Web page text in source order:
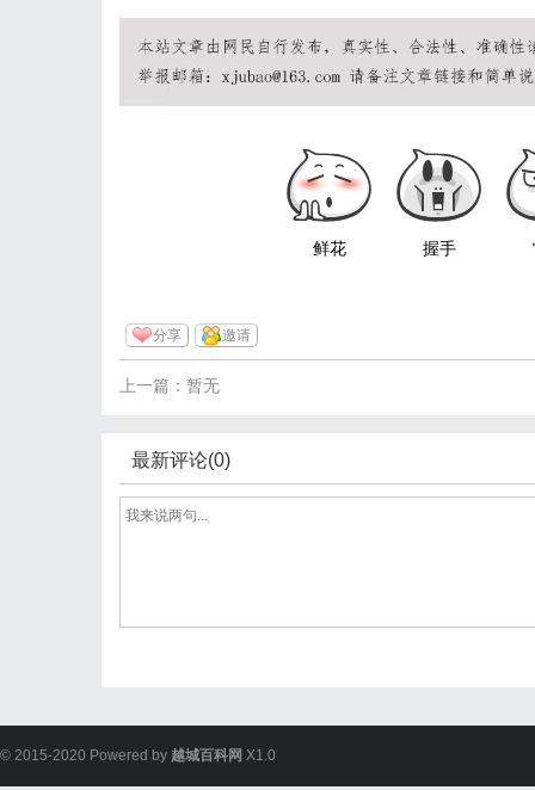
鲜花 握手
分享 邀请
上一篇：暂无
最新评论(0)
© 2015-2020 Powered by 越城百科网 X1.0